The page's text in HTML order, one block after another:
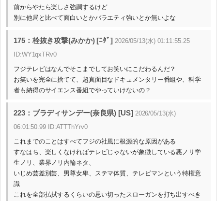
前からやたら楽しさ強調するけど
別に他局と比べて面白いとかバラエティ強いとか無いよな
175：栓抜き攻撃(みかか) [ﾆﾀﾞ] 2026/05/13(水) 01:11:55.25
ID:WY1qxTRv0
フジテレビはなんでそこまでしてお笑いにこだわるんだ？
お笑いを完全に捨てて、超真面目なドキュメンタリー番組や、科学
者も納得のサイエンス番組でやっていけないの？
223：ブラディサンデー(奈良県) [US] 2026/05/13(水)
06:01:50.99 ID:ATTThYrv0
これまでのことはすべてフジの社風に根源的な原因がある
すなはち、楽しくなければテレビじゃないが象徴している悪ノリ学
生ノリ、業界ノリ内輪ネタ、
いじめ芸差別芸、男尊女卑、ステマ体質、テレビマンという特権意
識
これを全部払拭するくらいの思い切ったスローガンを打ち出すべき